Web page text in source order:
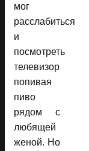
мог
расслабиться
и
посмотреть
телевизор
попивая
пиво
рядом с
любящей
женой. Но